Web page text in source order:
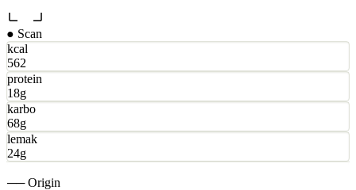
● Scan
kcal
562
protein
18g
karbo
68g
lemak
24g
── Origin